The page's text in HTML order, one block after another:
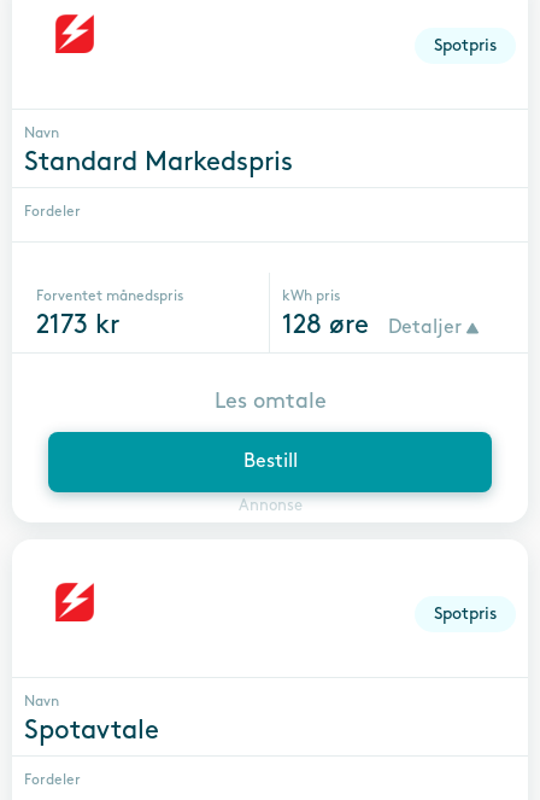
Spotpris
Navn
Standard Markedspris
Fordeler
Forventet månedspris
2173 kr
kWh pris
128 øre Detaljer
Bestill
Annonse
Les omtale
Spotpris
Navn
Spotavtale
Fordeler